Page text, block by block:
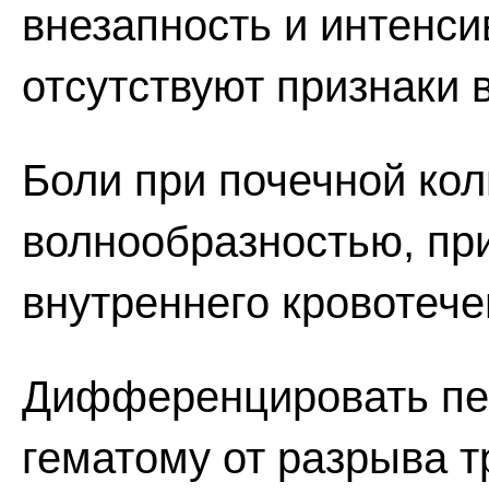
внезапность и
отсутствуют признаки
Боли при почечной
волнообразностью,
внутреннего
Дифференцировать
гематому от разрыва